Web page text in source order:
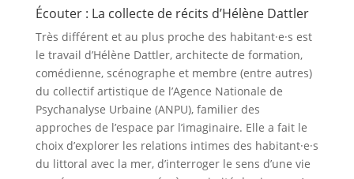
Écouter : La collecte de récits d’Hélène Dattler
Très différent et au plus proche des habitant·e·s est
le travail d’Hélène Dattler, architecte de formation,
comédienne, scénographe et membre (entre autres)
du collectif artistique de l’Agence Nationale de
Psychanalyse Urbaine (ANPU), familier des
approches de l’espace par l’imaginaire. Elle a fait le
choix d’explorer les relations intimes des habitant·e·s
du littoral avec la mer, d’interroger le sens d’une vie